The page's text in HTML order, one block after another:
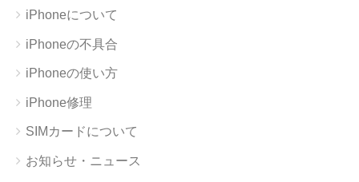
iPhoneについて
iPhoneの不具合
iPhoneの使い方
iPhone修理
SIMカードについて
お知らせ・ニュース